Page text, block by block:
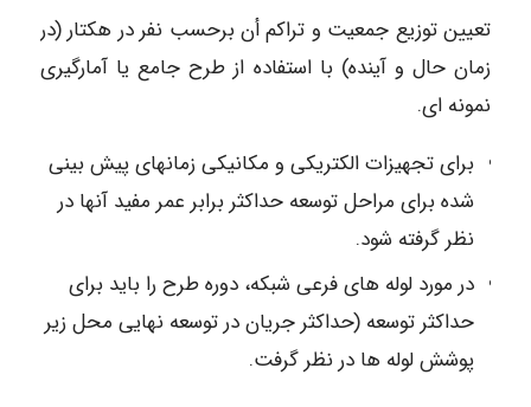
تعیین توزیع جمعیت و تراکم أن برحسب نفر در هکتار (در
زمان حال و آینده) با استفاده از طرح جامع یا آمارگیری
نمونه ای.
برای تجهیزات الکتریکی و مکانیکی زمانهای پیش بینی
شده برای مراحل توسعه حداکثر برابر عمر مفید آنها در
نظر گرفته شود.
در مورد لوله های فرعی شبکه، دوره طرح را باید برای
حداکثر توسعه (حداکثر جریان در توسعه نهایی محل زیر
پوشش لوله ها در نظر گرفت.